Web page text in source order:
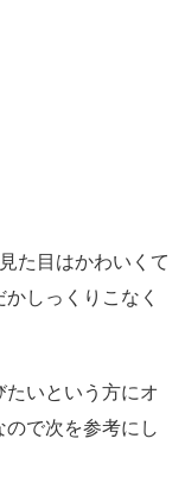
た目はかわいくて
しっくりこなく
いという方にオ
で次を参考にし